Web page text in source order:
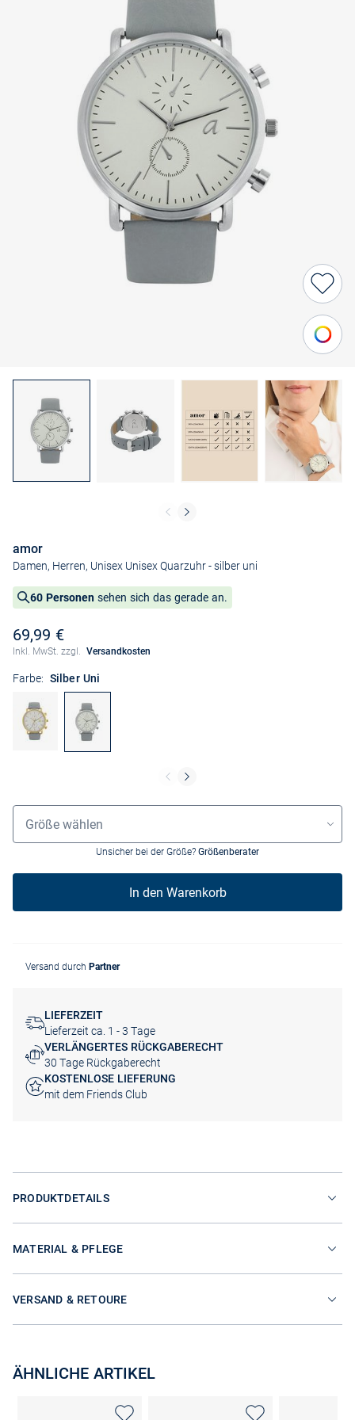
amor
Damen, Herren, Unisex Unisex Quarzuhr- silber uni
60 Personen sehen sich das gerade an.
69,99 €
Inkl. MwSt. zzgl. Versandkosten
Farbe: Silber Uni
Größenauswahl
Größe wählen
Unsicher bei der Größe? Größenberater
In den Warenkorb
Versand durch Partner
LIEFERZEIT
Lieferzeit ca. 1 - 3 Tage
VERLÄNGERTES RÜCKGABERECHT
30 Tage Rückgaberecht
KOSTENLOSE LIEFERUNG
mit dem Friends Club
PRODUKTDETAILS
MATERIAL & PFLEGE
VERSAND & RETOURE
ÄHNLICHE ARTIKEL